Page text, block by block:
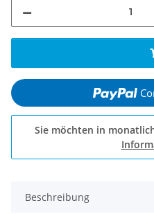
Sie möchten in
Beschreibung